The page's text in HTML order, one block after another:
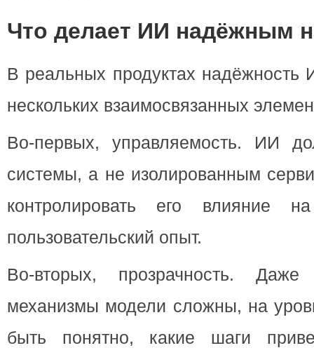
Что делает ИИ надёжным
В реальных продуктах надёжность
нескольких взаимосвязанных
Во-первых, управляемость. ИИ
системы, а не изолированным
контролировать его влияние
пользовательский опыт.
Во-вторых, прозрачность.
механизмы модели сложны, на
быть понятно, какие шаги